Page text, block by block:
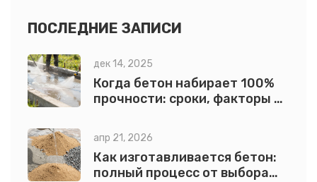
ПОСЛЕДНИЕ ЗАПИСИ
дек 14, 2025
Когда бетон набирает 100%
прочности: сроки, факторы и
строительстве
апр 21, 2026
Как изготавливается бетон:
полный процесс от выбора